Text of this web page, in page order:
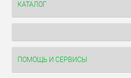
КАТАЛОГ
ПОМОЩЬ И СЕРВИСЫ